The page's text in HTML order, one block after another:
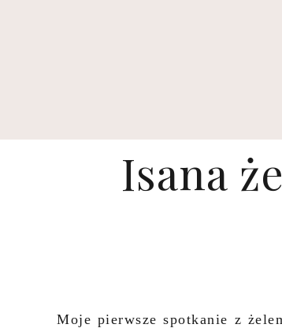
Isana
Moje pierwsze spotkanie z